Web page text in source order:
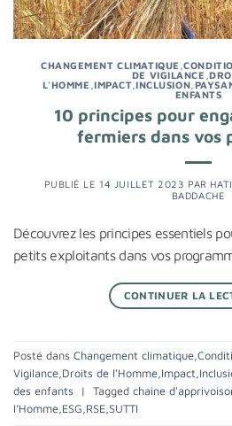
CHANGEMENT CLIMATIQUE ,
DE VIGILANCE ,
L'HOMME ,IMPACT,INCLUSION
ENFANTS
10 principes pour
fermiers dans vos
PUBLIÉ LE 14 JUILLET 2023 PAR
BADDACHE
Découvrez les principes essentiels
petits exploitants dans vos
CONTINUER LA
Posté dans Changement climatique,
Vigilance,Droits de l'Homme,Impact,
des enfants
| Tagged chaine
l’Homme,ESG,RSE,SUTTI